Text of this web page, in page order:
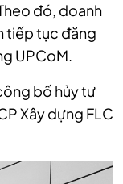
đó, doanh
tiếp tục đăng
UPCoM.
bố hủy tư
Xây dựng FLC